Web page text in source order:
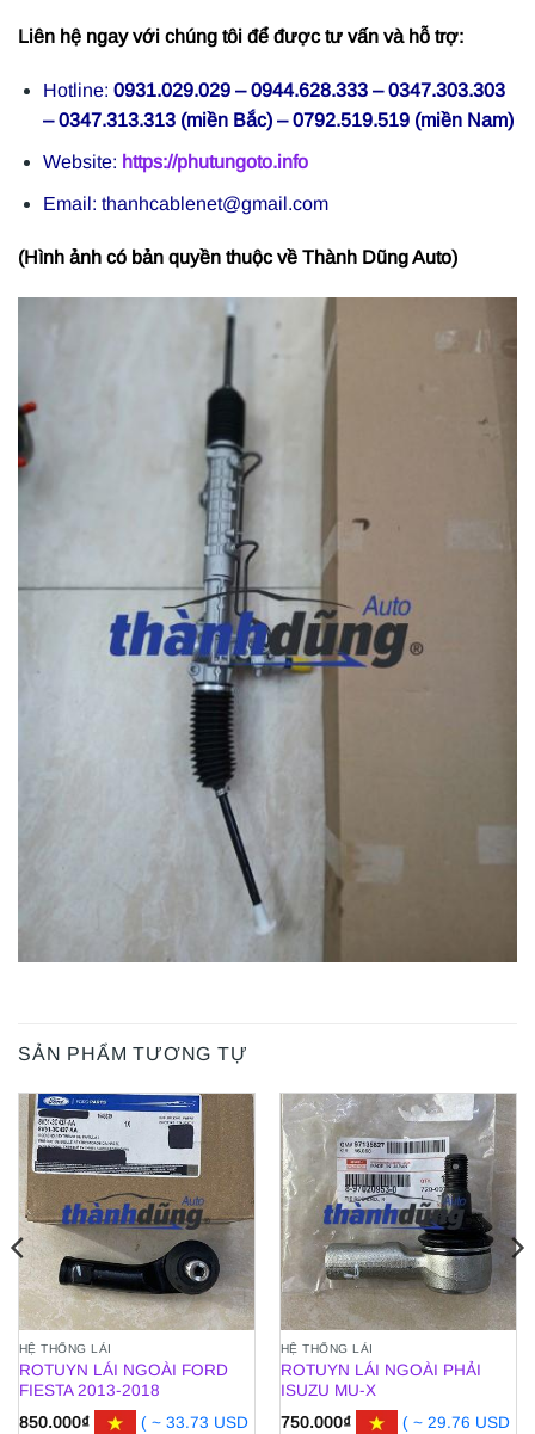
Liên hệ ngay với chúng tôi để được tư vấn và hỗ trợ:
Hotline: 0931.029.029 – 0944.628.333 – 0347.303.303
– 0347.313.313 (miền Bắc) – 0792.519.519 (miền Nam)
Website: https://phutungoto.info
Email: thanhcablenet@gmail.com
(Hình ảnh có bản quyền thuộc về Thành Dũng Auto)
SẢN PHẨM TƯƠNG TỰ
HỆ THỐNG LÁI
ROTUYN LÁI NGOÀI FORD
FIESTA 2013-2018
850.000₫
( ~ 33.73 USD
HỆ THỐNG LÁI
ROTUYN LÁI NGOÀI PHẢI
ISUZU MU-X
750.000₫
( ~ 29.76 USD